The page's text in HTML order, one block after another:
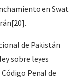
en Swat
[20].
de Pakistán
sobre leyes
Penal de